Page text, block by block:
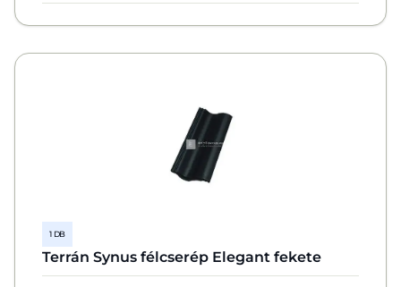
1 DB
Terrán Synus félcserép Elegant fekete